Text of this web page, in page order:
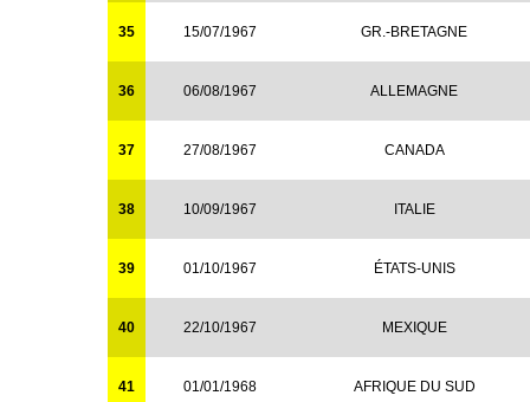
35 15/07/1967 GR.-BRETAGNE
36 06/08/1967 ALLEMAGNE
37 27/08/1967 CANADA
38 10/09/1967 ITALIE
39 01/10/1967 ÉTATS-UNIS
40 22/10/1967 MEXIQUE
41 01/01/1968 AFRIQUE DU SUD